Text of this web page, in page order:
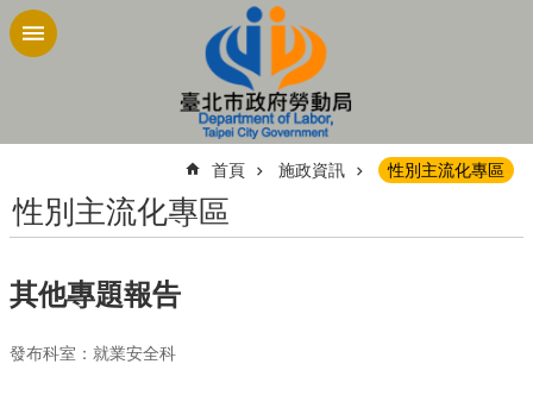
跳到主要內容區塊
首頁 施政資訊 性別主流化專區
性別主流化專區
其他專題報告
發布科室：就業安全科